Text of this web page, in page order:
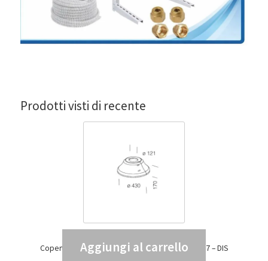
Prodotti visti di recente
Copertura base palo 222 diametro 120 GREY9007 – DISAggiungi al carrello